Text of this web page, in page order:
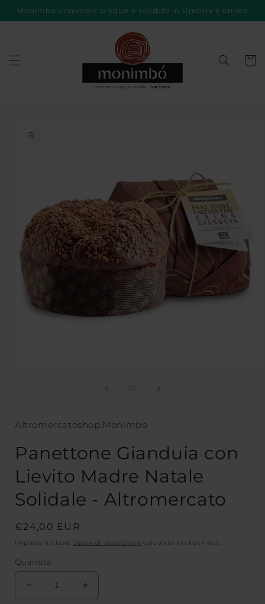
direttamente
ai contenuti
Monimbo commercio equo e solidale in Umbria e online
sul prodotto
modale
1/su
1
Altromercatoshop.Monimbo
Panettone Gianduia con
Lievito Madre Natale
Solidale - Altromercato
Prezzo
di
€24,00 EUR
Imposte incluse. Spese di spedizione calcolate al check-out.
Quantità
Diminuisci
Aumenta